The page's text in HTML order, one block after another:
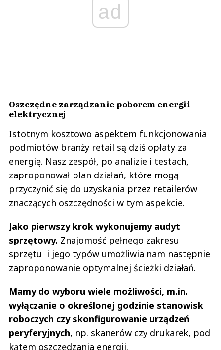
ad
Oszczędne zarządzanie poborem energii
elektrycznej
Istotnym kosztowo aspektem funkcjonowania
podmiotów branży retail są dziś opłaty za
energię. Nasz zespół, po analizie i testach,
zaproponował plan działań, które mogą
przyczynić się do uzyskania przez retailerów
znaczących oszczędności w tym aspekcie.
Jako pierwszy krok wykonujemy audyt
sprzętowy. Znajomość pełnego zakresu
sprzętu i jego typów umożliwia nam następnie
zaproponowanie optymalnej ścieżki działań.
Mamy do wyboru wiele możliwości, m.in.
wyłączanie o określonej godzinie stanowisk
roboczych czy skonfigurowanie urządzeń
peryferyjnych, np. skanerów czy drukarek, pod
kątem oszczędzania energii.